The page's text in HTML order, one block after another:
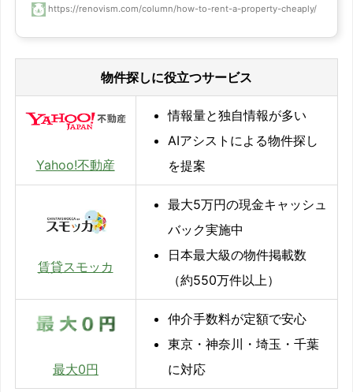
https://renovism.com/column/how-to-rent-a-property-cheaply/
物件探しに役立つサービス
Yahoo!不動産
情報量と独自情報が多い
AIアシストによる物件探し
を提案
賃貸スモッカ
最大5万円の現金キャッシュ
バック実施中
日本最大級の物件掲載数
（約550万件以上）
最大0円
仲介手数料が定額で安心
東京・神奈川・埼玉・千葉
に対応